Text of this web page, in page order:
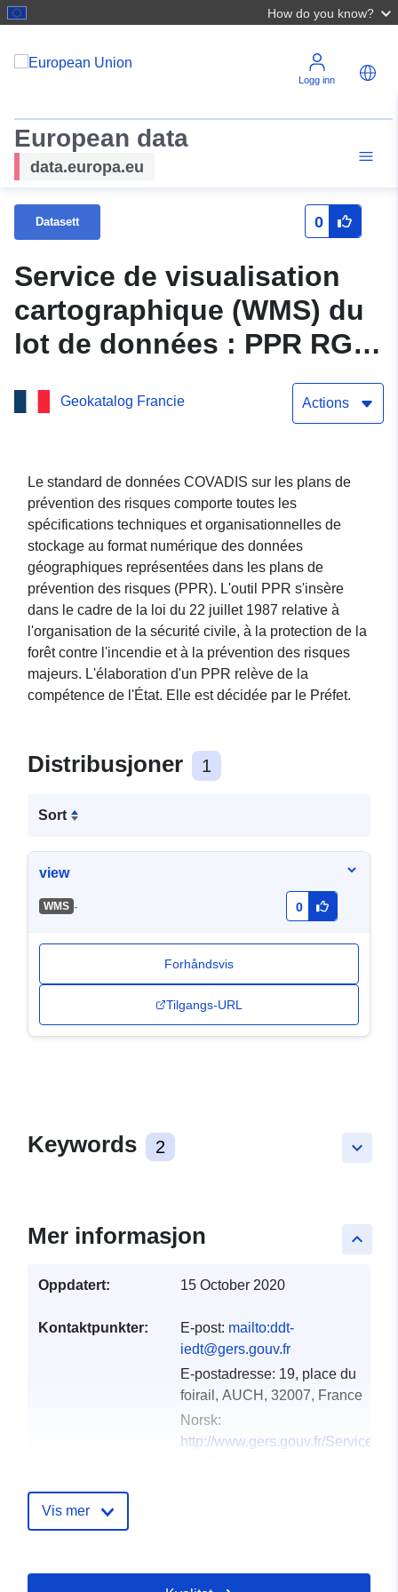
How do you know?
Logg inn
European data
data.europa.eu
Datasett 0
Service de visualisation
cartographique (WMS) du
lot de données : PPR RGA
Geokatalog Francie Actions
Le standard de données COVADIS sur les plans de
prévention des risques comporte toutes les
spécifications techniques et organisationnelles de
stockage au format numérique des données
géographiques représentées dans les plans de
prévention des risques (PPR). L'outil PPR s'insère
dans le cadre de la loi du 22 juillet 1987 relative à
l'organisation de la sécurité civile, à la protection de la
forêt contre l'incendie et à la prévention des risques
majeurs. L'élaboration d'un PPR relève de la
compétence de l'État. Elle est décidée par le Préfet.
Distribusjoner 1
Sort
view
WMS - 0
Forhåndsvis
Tilgangs-URL
keyboard_arrow_down
Keywords 2
keyboard_arrow_up
Mer informasjon
Oppdatert: 15 October 2020
Kontaktpunkter: E-post: mailto:ddt-
iedt@gers.gouv.fr
E-postadresse: 19, place du
foirail, AUCH, 32007, France
Norsk:
http://www.gers.gouv.fr/Services-
Katalogopptak:
Oppdatert på data.europa.eu:
Vis mer